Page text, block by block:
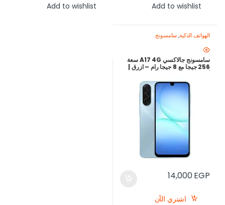
Add to wishlist
Add to wishlist
الهواتف الذكية,سامسونج
سامسونج جالاكسي A17 4G سعة
256 جيجا مع 8 جيجا رام – ازرق |
14,000EGP
اشتري الآن